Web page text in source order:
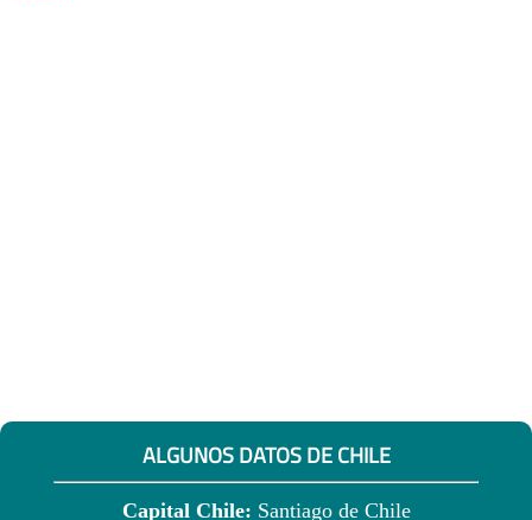
ALGUNOS DATOS DE CHILE
Capital Chile: Santiago de Chile